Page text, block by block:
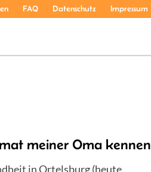
FAQ Datenschutz Impressum
meiner Oma kennen
in Ortelsburg (heute